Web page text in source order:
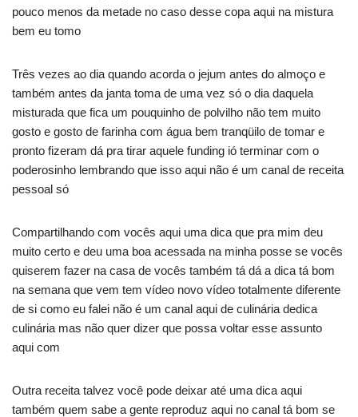
pouco menos da metade no caso desse copa aqui na mistura
bem eu tomo
Três vezes ao dia quando acorda o jejum antes do almoço e
também antes da janta toma de uma vez só o dia daquela
misturada que fica um pouquinho de polvilho não tem muito
gosto e gosto de farinha com água bem tranqüilo de tomar e
pronto fizeram dá pra tirar aquele funding ió terminar com o
poderosinho lembrando que isso aqui não é um canal de receita
pessoal só
Compartilhando com vocês aqui uma dica que pra mim deu
muito certo e deu uma boa acessada na minha posse se vocês
quiserem fazer na casa de vocês também tá dá a dica tá bom
na semana que vem tem vídeo novo vídeo totalmente diferente
de si como eu falei não é um canal aqui de culinária dedica
culinária mas não quer dizer que possa voltar esse assunto
aqui com
Outra receita talvez você pode deixar até uma dica aqui
também quem sabe a gente reproduz aqui no canal tá bom se